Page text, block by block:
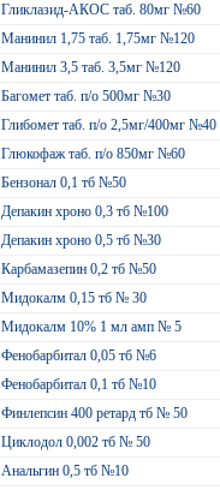
Гликлазид-АКОС таб. 80мг №60
Манинил 1,75 таб. 1,75мг №120
Манинил 3,5 таб. 3,5мг №120
Багомет таб. п/о 500мг №30
Глибомет таб. п/о 2,5мг/400мг №40
Глюкофаж таб. п/о 850мг №60
Бензонал 0,1 тб №50
Депакин хроно 0,3 тб №100
Депакин хроно 0,5 тб №30
Карбамазепин 0,2 тб №50
Мидокалм 0,15 тб № 30
Мидокалм 10% 1 мл амп № 5
Фенобарбитал 0,05 тб №6
Фенобарбитал 0,1 тб №10
Финлепсин 400 ретард тб № 50
Циклодол 0,002 тб № 50
Анальгин 0,5 тб №10